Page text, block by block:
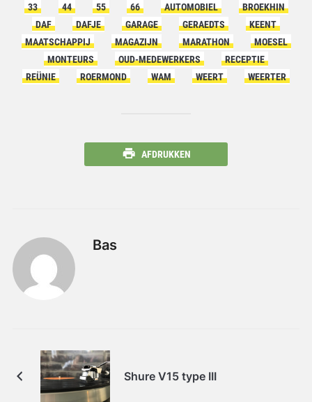
33 44 55 66 AUTOMOBIEL
BROEKHIN
DAF
DAFJE GARAGE GERAEDTS
KEENT
MAATSCHAPPIJ
MAGAZIJN MARATHON
MOESEL
MONTEURS
OUD-MEDEWERKERS
RECEPTIE
REÜNIE
ROERMOND WAM WEERT WEERTER
AFDRUKKEN
Bas
Shure V15 type III